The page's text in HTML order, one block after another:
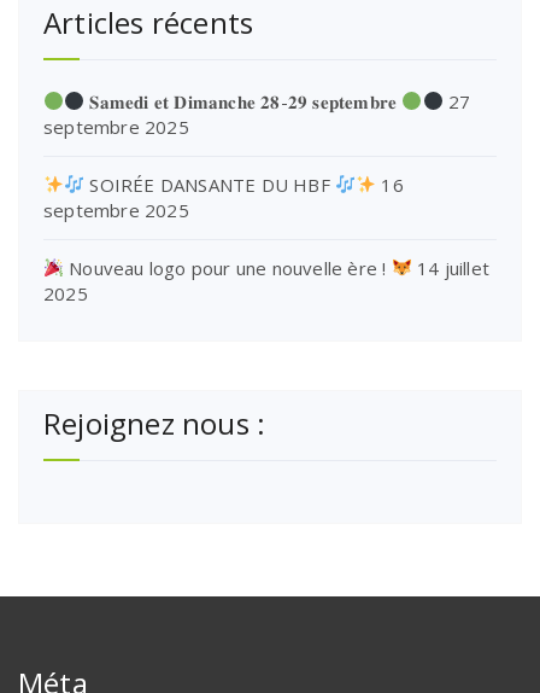
Articles récents
𝐒𝐚𝐦𝐞𝐝𝐢 𝐞𝐭 𝐃𝐢𝐦𝐚𝐧𝐜𝐡𝐞 𝟐𝟖-𝟐𝟗 𝐬𝐞𝐩𝐭𝐞𝐦𝐛𝐫𝐞
27
septembre 2025
SOIRÉE DANSANTE DU HBF
16
septembre 2025
Nouveau logo pour une nouvelle ère !
14 juillet
2025
Rejoignez nous :
Méta